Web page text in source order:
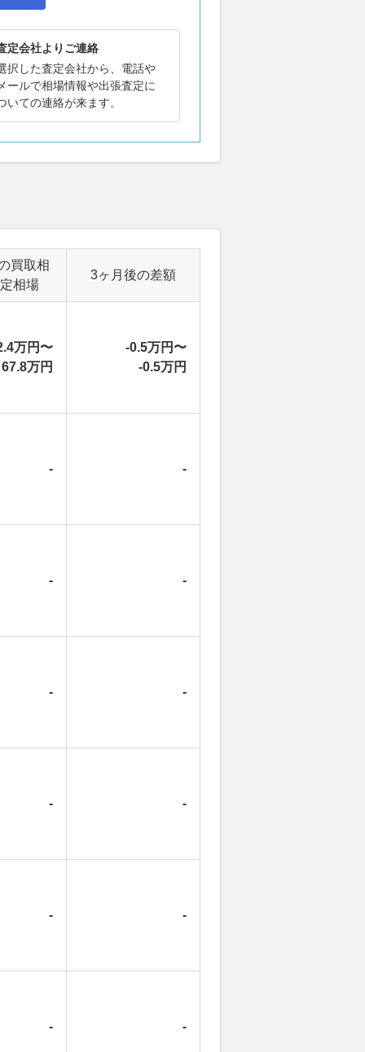
定会社よりご連絡
択した査定会社から、電話や
ールで相場情報や出張査定に
いての連絡が来ます。
買取相
相場
3ヶ月後の差額
万円〜
67.8万円
-0.5万円〜
-0.5万円
- -
- -
- -
- -
- -
- -